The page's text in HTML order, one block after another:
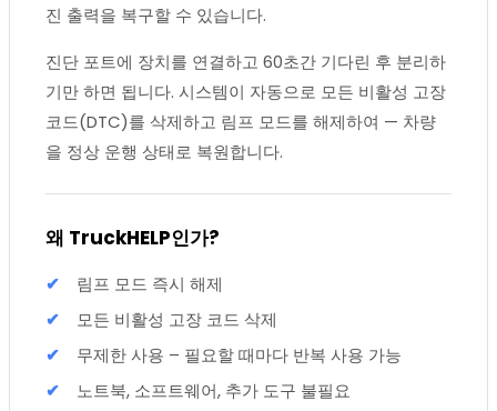
진 출력을 복구할 수 있습니다.
진단 포트에 장치를 연결하고 60초간 기다린 후 분리하
기만 하면 됩니다. 시스템이 자동으로 모든 비활성 고장
코드(DTC)를 삭제하고 림프 모드를 해제하여 — 차량
을 정상 운행 상태로 복원합니다.
왜 TruckHELP인가?
림프 모드 즉시 해제
모든 비활성 고장 코드 삭제
무제한 사용 – 필요할 때마다 반복 사용 가능
노트북, 소프트웨어, 추가 도구 불필요